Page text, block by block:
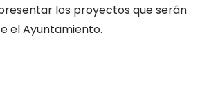
los proyectos que serán
el Ayuntamiento.